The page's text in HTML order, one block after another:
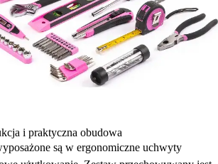
i praktyczna obudowa
są w ergonomiczne uchwyty